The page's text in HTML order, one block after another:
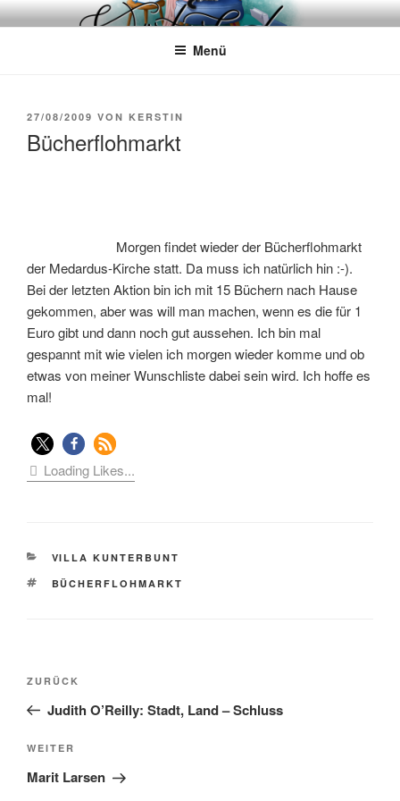
Zum
InhaltWÖRTERKATZE
Von Büchern erzählen
Menü
VERÖFFENTLICHT
27/08/2009 VON KERSTIN
Bücherflohmarkt
Morgen findet wieder der Bücherflohmarkt
der Medardus-Kirche statt. Da muss ich natürlich hin :-).
Bei der letzten Aktion bin ich mit 15 Büchern nach Hause
gekommen, aber was will man machen, wenn es die für 1
Euro gibt und dann noch gut aussehen. Ich bin mal
gespannt mit wie vielen ich morgen wieder komme und ob
etwas von meiner Wunschliste dabei sein wird. Ich hoffe es
mal!
Loading Likes...
KATEGORIEN
VILLA KUNTERBUNT
SCHLAGWÖRTER
BÜCHERFLOHMARKT
Beitragsnavigation
Vorheriger
Beitrag
ZURÜCK
Judith O’Reilly: Stadt, Land – Schluss
Nächster
Beitrag
WEITER
Marit Larsen